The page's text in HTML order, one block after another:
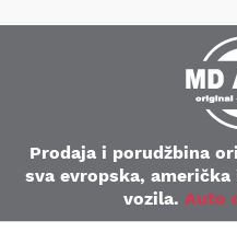
Prodaja i porudžbina
sva evropska,
vozila. Auto